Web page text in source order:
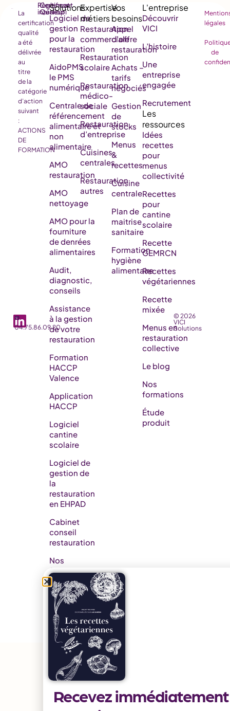
☎️
04.75.86.09.20
La
certification
qualité
a été
délivrée
au
titre
de la
catégorie
d’action
suivant
:
ACTIONS
DE
FORMATION
Règlement
intérieur
Certificat
Qualiopi
Logiciel de
gestion
pour la
restauration
AidoPMS
le PMS
numérique
Centrale de
référencement
alimentaire et
non
alimentaire
AMO
restauration
AMO
nettoyage
AMO pour la
fourniture
de denrées
alimentaires
Audit,
diagnostic,
conseils
Assistance
à la gestion
de votre
restauration
Formation
HACCP
Valence
Application
HACCP
Logiciel
cantine
scolaire
Logiciel de
gestion de
la
restauration
en EHPAD​
Cabinet
conseil
restauration
Nos
formations
Nos
partenaires
Releases
notes
AidoMenu
Restauration
commerciale
Restauration
scolaire
Restauration
médico-
sociale
Restauration
d’entreprise
Cuisines
centrales
Restauration
autres
Appel
d’offre
restauration
Achats –
tarifs
négociés
Gestion
de
stocks
Menus
&
recettes
Cuisine
centrale
Plan de
maitrise
sanitaire
Formation
hygiène
alimentaire
Découvrir
VICI
L’histoire
Une
entreprise
engagée
Recrutement
Idées
recettes
pour
menus
collectivité
Recettes
pour
cantine
scolaire
Recette
GEMRCN
Recettes
végétariennes
Recette
mixée
Menus en
restauration
collective
Le blog
Nos
formations
Étude
produit
© 2026
VICI
Solutions
légales
de
Recevez immédiatement